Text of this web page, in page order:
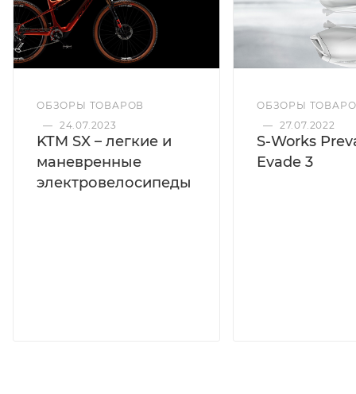
ОБЗОРЫ ТОВАРОВ
— 24.07.2023
KTM SX – легкие и
маневренные
электровелосипеды
ОБЗОРЫ
— 27.07.2022
S-Works
Evade 3